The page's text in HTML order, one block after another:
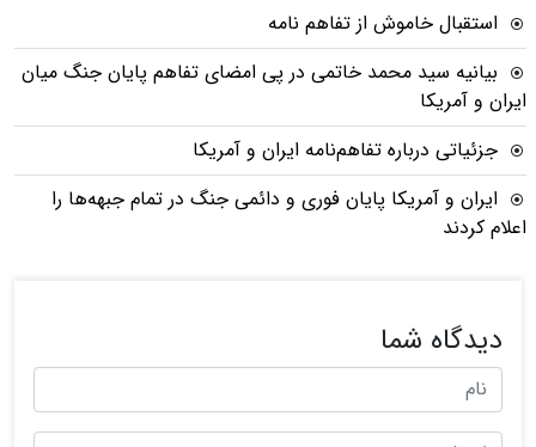
استقبال خاموش از تفاهم نامه
بیانیه سید محمد خاتمی در پی امضای تفاهم پایان جنگ میان
ایران و آمریکا
جزئیاتی درباره تفاهم‌نامه ایران و آمریکا
ایران و آمریکا پایان فوری و دائمی جنگ در تمام جبهه‌ها را
اعلام کردند
دیدگاه شما